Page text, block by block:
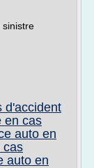
sinistre
d'accident
en cas
auto en
cas
auto en